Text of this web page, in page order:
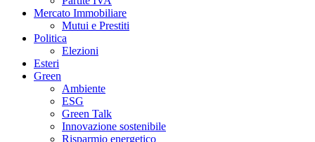
Mercato Immobiliare
Mutui e Prestiti
Politica
Elezioni
Esteri
Green
Ambiente
ESG
Green Talk
Innovazione sostenibile
Risparmio energetico